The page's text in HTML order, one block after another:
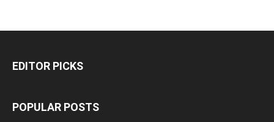
EDITOR PICKS
POPULAR POSTS